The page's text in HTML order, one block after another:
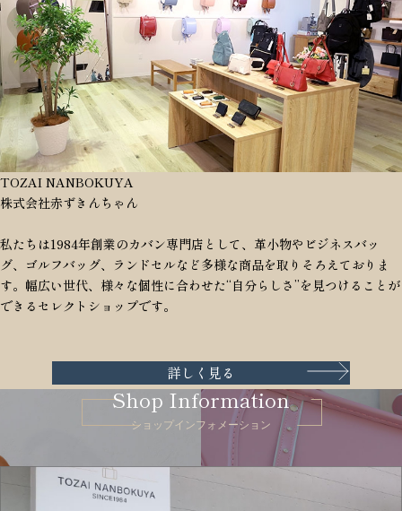
TOZAI NANBOKUYA
株式会社赤ずきんちゃん
私たちは1984年創業のカバン専門店として、革小物やビジネスバッ
グ、ゴルフバッグ、ランドセルなど多様な商品を取りそろえておりま
す。幅広い世代、様々な個性に合わせた“自分らしさ”を見つけることが
できるセレクトショップです。
詳しく見る
Shop Information
ショップインフォメーション